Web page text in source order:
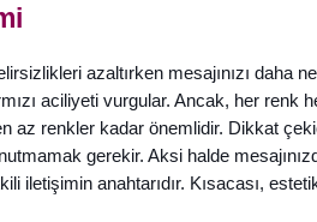
azaltırken mesajınızı daha
aciliyeti vurgular. Ancak, her renk
az renkler kadar önemlidir. Dikkat
gerekir. Aksi halde
iletişimin anahtarıdır. Kısacası,